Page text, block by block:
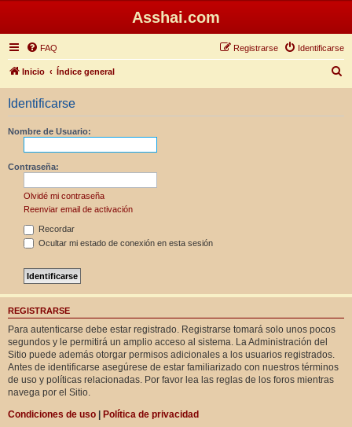
Asshai.com
FAQ Identificarse
Registrarse
Inicio Índice general
u
Identificarse
Nombre de Usuario:
Contraseña:
Olvidé mi contraseña
Reenviar email de activación
Recordar
Ocultar mi estado de conexión en esta sesión
REGISTRARSE
Para autenticarse debe estar registrado. Registrarse tomará solo unos pocos
segundos y le permitirá un amplio acceso al sistema. La Administración del
Sitio puede además otorgar permisos adicionales a los usuarios registrados.
Antes de identificarse asegúrese de estar familiarizado con nuestros términos
de uso y políticas relacionadas. Por favor lea las reglas de los foros mientras
navega por el Sitio.
Condiciones de uso | Política de privacidad